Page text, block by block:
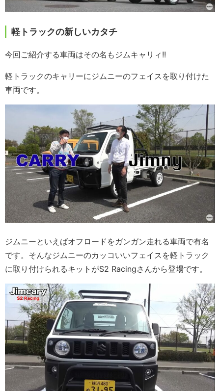
軽トラックの新しいカタチ
今回ご紹介する車両はその名もジムキャリィ!!
軽トラックのキャリーにジムニーのフェイスを取り付けた
車両です。
ジムニーといえばオフロードをガンガン走れる車両で有名
です。そんなジムニーのカッコいいフェイスを軽トラック
に取り付けられるキットがS2 Racingさんから登場です。